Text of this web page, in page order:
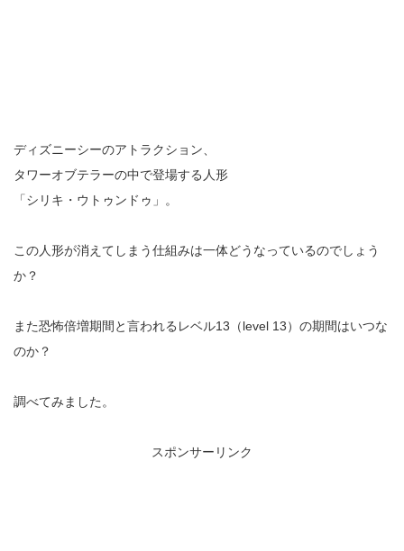
ディズニーシーのアトラクション、
タワーオブテラーの中で登場する人形
「シリキ・ウトゥンドゥ」。
この人形が消えてしまう仕組みは一体どうなっているのでしょう
か？
また恐怖倍増期間と言われるレベル13（level 13）の期間はいつな
のか？
調べてみました。
スポンサーリンク